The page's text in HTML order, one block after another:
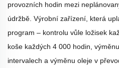
provozních hodin mezi
údržbě. Výrobní zařízení, která
program – kontrolu vůle ložisek
koše každých 4 000 hodin,
intervalech a výměnu oleje v